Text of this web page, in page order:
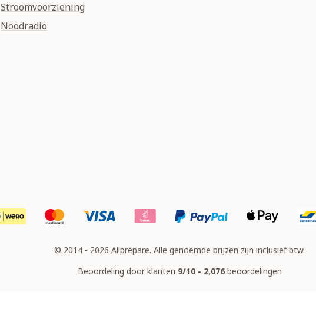
Stroomvoorziening
Noodradio
© 2014 - 2026 Allprepare. Alle genoemde prijzen zijn inclusief btw.
Beoordeling door klanten 9/10 - 2,076beoordelingen